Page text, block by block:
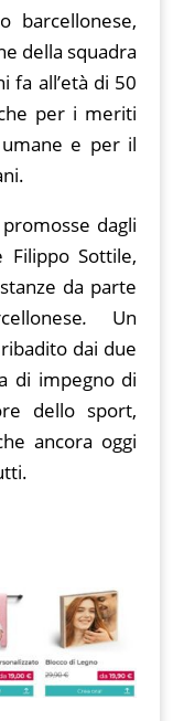
barcellonese,
della squadra
fa all’età di 50
per i meriti
e per il
dagli
Filippo Sottile,
da parte
. Un
dai due
di impegno di
dello sport,
ancora oggi